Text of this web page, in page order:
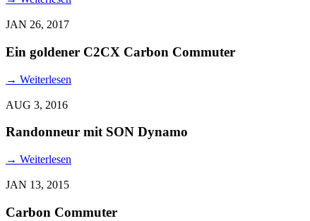
JAN 26, 2017
Ein goldener C2CX Carbon Commuter
→ Weiterlesen
AUG 3, 2016
Randonneur mit SON Dynamo
→ Weiterlesen
JAN 13, 2015
Carbon Commuter